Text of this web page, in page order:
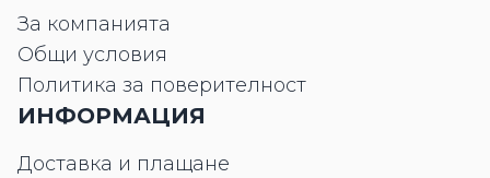
За компанията
Общи условия
Политика за поверителност
ИНФОРМАЦИЯ
Доставка и плащане